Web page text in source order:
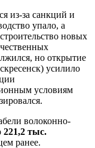
из-за санкций и
упало, а
новых
но открытие
усилило
условиям
волоконно-
221,2 тыс.
ранее.